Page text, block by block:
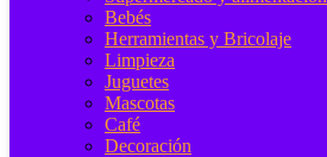
Bebés
Herramientas y Bricolaje
Limpieza
Juguetes
Mascotas
Café
Decoración